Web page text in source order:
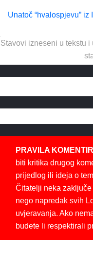
Unatoč “hvalospjevu”
Stavovi izneseni u tekstu
PRAVILA
biti kritika drugog
prijedlog ili ideja o
Čitatelji neka
nego napredak svih
uvjeravanja. Ako
budete li respektirali